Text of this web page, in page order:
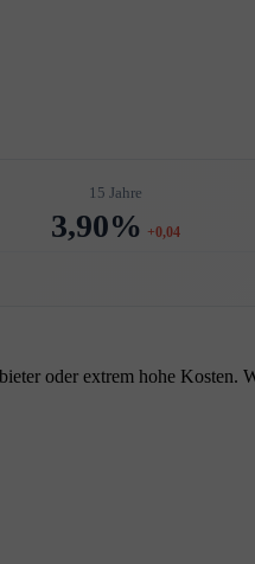
15 Jahre
3,90% +0,04
oder extrem hohe Kosten.